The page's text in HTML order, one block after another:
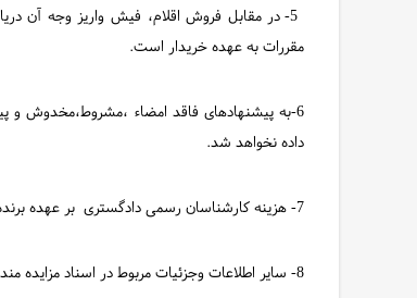
5- در مقابل فروش اقلام، فیش واریز وجه آن
مقررات به عهده خریدار است.
6-به پیشنهادهای فاقد امضاء ،مشروط،مخدوش و
داده نخواهد شد.
7- هزینه کارشناسان رسمی دادگستری بر عهده برنده یا برندگان می باشد.
8- سایر اطلاعات وجزئیات مربوط در اسناد مزایده مندرج است.